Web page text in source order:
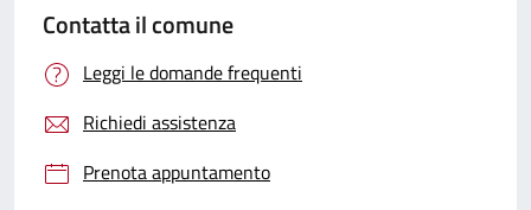
Contatta il comune
Leggi le domande frequenti
Richiedi assistenza
Prenota appuntamento